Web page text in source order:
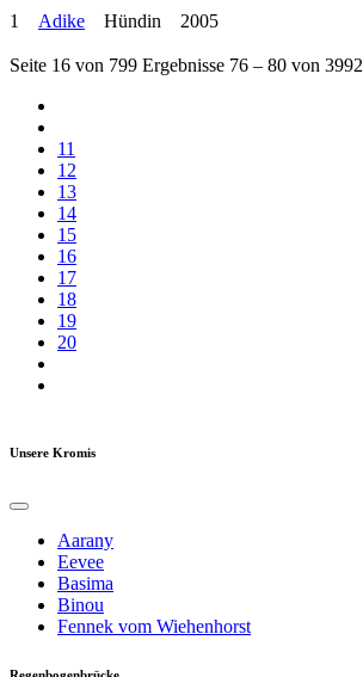
1 Adike Hündin 2005
Seite 16 von 799 Ergebnisse 76 – 80 von 3992
11
12
13
14
15
16
17
18
19
20
Unsere Kromis
Aarany
Eevee
Basima
Binou
Fennek vom Wiehenhorst
Regenbogenbrücke